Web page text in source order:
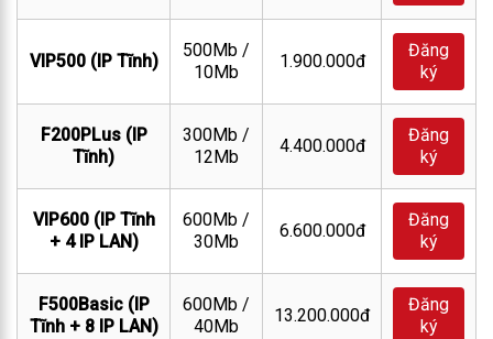
VIP500 (IP Tĩnh)
500Mb /
10Mb
1.900.000đ
Đăng
ký
F200PLus (IP
Tĩnh)
300Mb /
12Mb
4.400.000đ
Đăng
ký
VIP600 (IP Tĩnh
+ 4 IP LAN)
600Mb /
30Mb
6.600.000đ
Đăng
ký
F500Basic (IP
Tĩnh + 8 IP LAN)
600Mb /
40Mb
13.200.000đ
Đăng
ký